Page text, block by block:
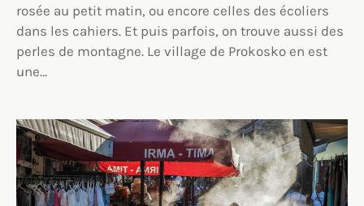
rosée au petit matin, ou encore celles des écoliers
dans les cahiers. Et puis parfois, on trouve aussi des
perles de montagne. Le village de Prokosko en est
une…